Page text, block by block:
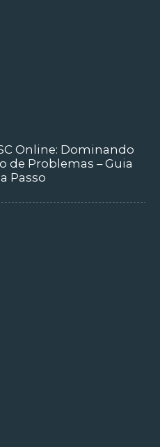
Online: Dominando
de Problemas – Guia
Passo